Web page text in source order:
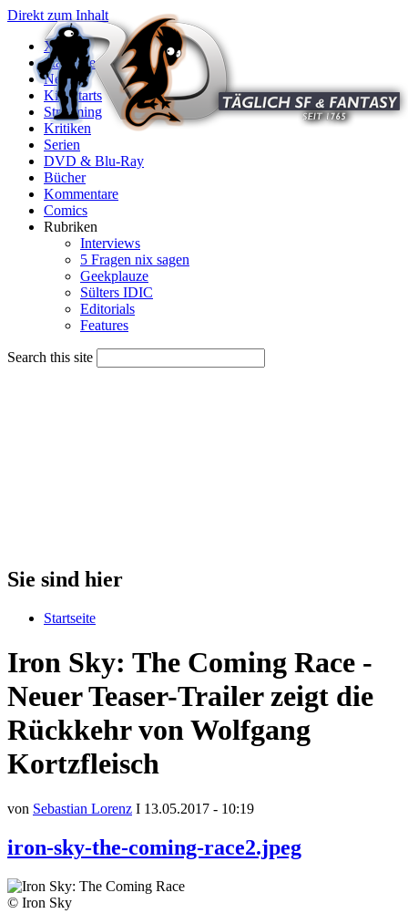
Direkt zum Inhalt
X
Startseite
News
Kinostarts
Streaming
Kritiken
Serien
DVD & Blu-Ray
Bücher
Kommentare
Comics
Rubriken
Interviews
5 Fragen nix sagen
Geekplauze
Sülters IDIC
Editorials
Features
Search this site
Sie sind hier
Startseite
Iron Sky: The Coming Race -
Neuer Teaser-Trailer zeigt die
Rückkehr von Wolfgang
Kortzfleisch
von Sebastian Lorenz I 13.05.2017 - 10:19
iron-sky-the-coming-race2.jpeg
© Iron Sky